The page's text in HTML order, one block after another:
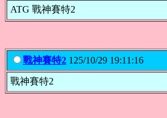
ATG 戰神賽特2
戰神賽特2 125/10/29 19:11:16
戰神賽特2